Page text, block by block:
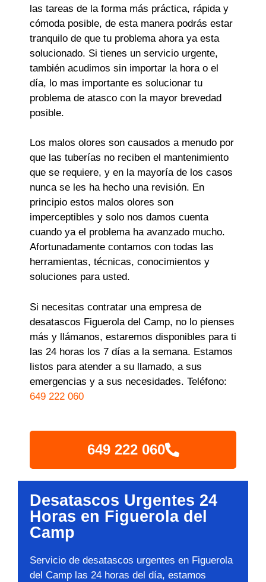
las tareas de la forma más práctica, rápida y
cómoda posible, de esta manera podrás estar
tranquilo de que tu problema ahora ya esta
solucionado. Si tienes un servicio urgente,
también acudimos sin importar la hora o el
día, lo mas importante es solucionar tu
problema de atasco con la mayor brevedad
posible.
Los malos olores son causados a menudo por
que las tuberías no reciben el mantenimiento
que se requiere, y en la mayoría de los casos
nunca se les ha hecho una revisión. En
principio estos malos olores son
imperceptibles y solo nos damos cuenta
cuando ya el problema ha avanzado mucho.
Afortunadamente contamos con todas las
herramientas, técnicas, conocimientos y
soluciones para usted.
Si necesitas contratar una empresa de
desatascos Figuerola del Camp, no lo pienses
más y llámanos, estaremos disponibles para ti
las 24 horas los 7 días a la semana. Estamos
listos para atender a su llamado, a sus
emergencias y a sus necesidades. Teléfono:
649 222 060
649 222 060
Desatascos Urgentes 24
Horas en Figuerola del
Camp
Servicio de desatascos urgentes en Figuerola
del Camp las 24 horas del día, estamos